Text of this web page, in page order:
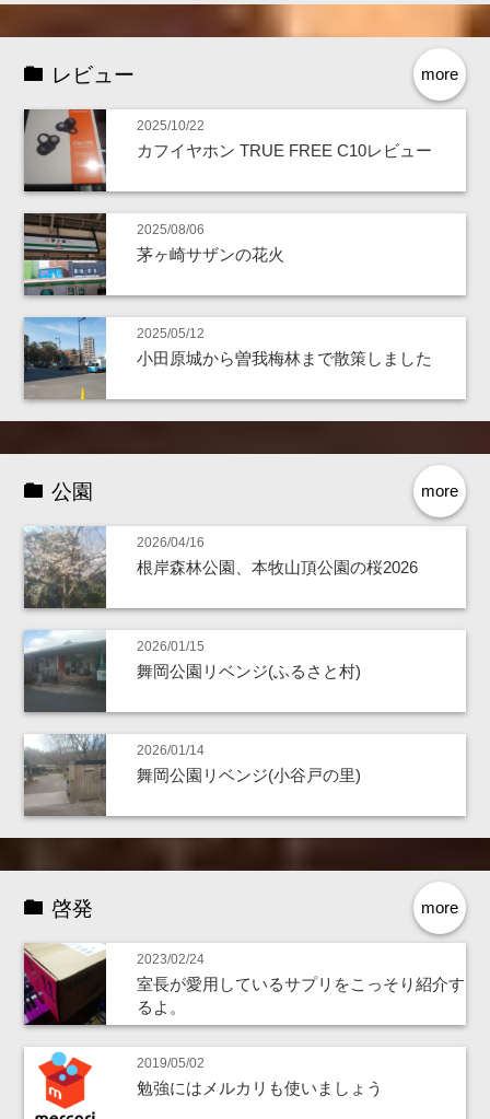
more
レビュー
2025/10/22
カフイヤホン TRUE FREE C10レビュー
2025/08/06
茅ヶ崎サザンの花火
2025/05/12
小田原城から曽我梅林まで散策しました
more
公園
2026/04/16
根岸森林公園、本牧山頂公園の桜2026
2026/01/15
舞岡公園リベンジ(ふるさと村)
2026/01/14
舞岡公園リベンジ(小谷戸の里)
more
啓発
2023/02/24
室長が愛用しているサプリをこっそり紹介す
るよ。
2019/05/02
勉強にはメルカリも使いましょう